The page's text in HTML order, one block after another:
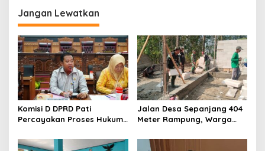
Jangan Lewatkan
Komisi D DPRD Pati
Percayakan Proses Hukum
kepada Polisi
Jalan Desa Sepanjang 404
Meter Rampung, Warga
Rasakan Manfaat